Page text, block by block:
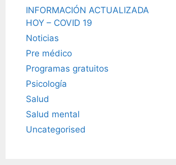
INFORMACIÓN ACTUALIZADA
HOY – COVID 19
Noticias
Pre médico
Programas gratuitos
Psicología
Salud
Salud mental
Uncategorised